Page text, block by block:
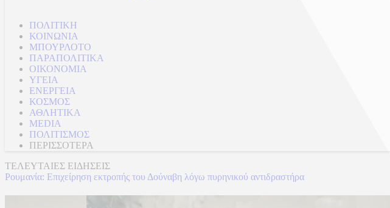
ΠΟΛΙΤΙΚΗ
ΚΟΙΝΩΝΙΑ
ΜΠΟΥΡΛΟΤΟ
ΠΑΡΑΠΟΛΙΤΙΚΑ
ΟΙΚΟΝΟΜΙΑ
ΥΓΕΙΑ
ΕΝΕΡΓΕΙΑ
ΚΟΣΜΟΣ
ΑΘΛΗΤΙΚΑ
MEDIA
ΠΟΛΙΤΙΣΜΟΣ
ΠΕΡΙΣΣΟΤΕΡΑ
ΤΕΛΕΥΤΑΙΕΣ ΕΙΔΗΣΕΙΣ
Ρουμανία: Επιχείρηση εκτροπής του Δούναβη λόγω πυρηνικού αντιδραστήρα